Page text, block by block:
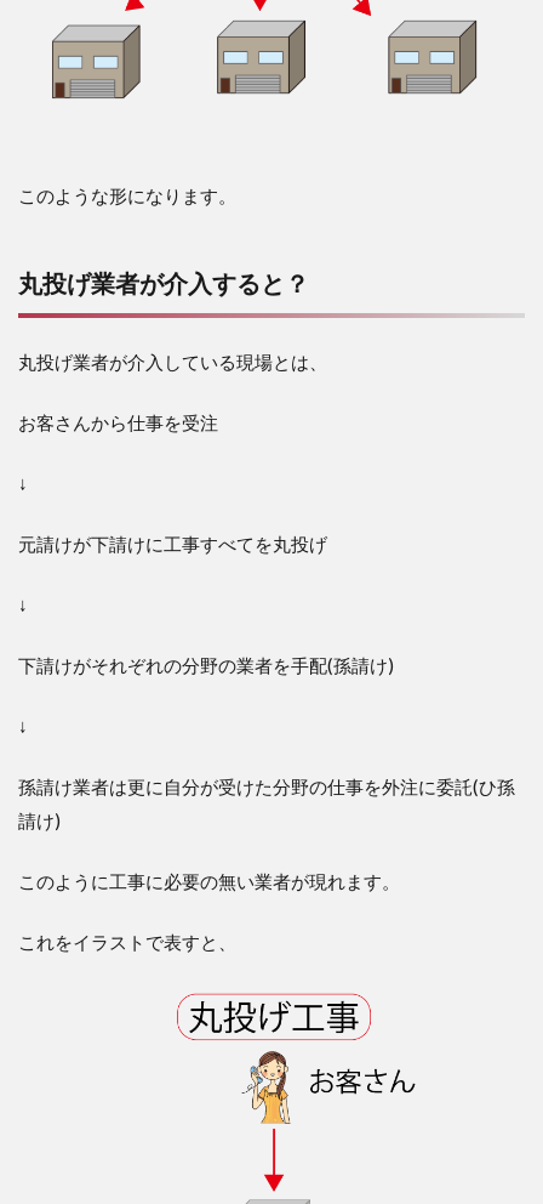
このような形になります。
丸投げ業者が介入すると？
丸投げ業者が介入している現場とは、
お客さんから仕事を受注
↓
元請けが下請けに工事すべてを丸投げ
↓
下請けがそれぞれの分野の業者を手配(孫請け)
↓
孫請け業者は更に自分が受けた分野の仕事を外注に委託(ひ孫
請け)
このように工事に必要の無い業者が現れます。
これをイラストで表すと、